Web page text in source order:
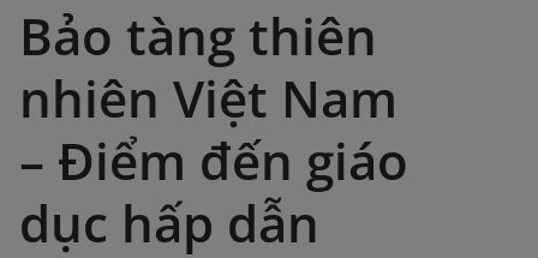
Bảo tàng thiên
nhiên Việt Nam
– Điểm đến giáo
dục hấp dẫn